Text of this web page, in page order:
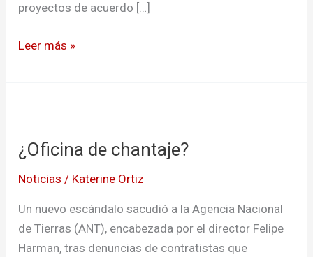
proyectos de acuerdo […]
Leer más »
¿Oficina de chantaje?
Noticias / Katerine Ortiz
Un nuevo escándalo sacudió a la Agencia Nacional
de Tierras (ANT), encabezada por el director Felipe
Harman, tras denuncias de contratistas que
chantaje?